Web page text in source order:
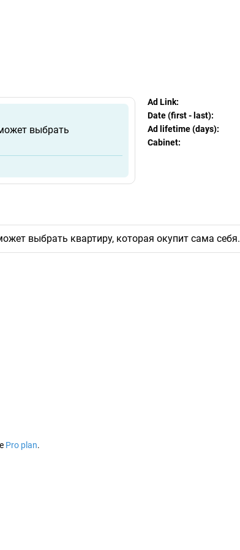
Ads Spy
выбрать
Ad Link:
Date (first - last):
Ad lifetime (days):
Cabinet:
выбрать квартиру, которая окупит сама себя.
Pro plan.